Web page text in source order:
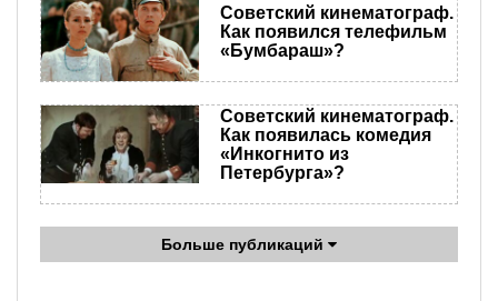
Советский кинематограф.
Как появился телефильм
«Бумбараш»?
Советский кинематограф.
Как появилась комедия
«Инкогнито из
Петербурга»?
Больше публикаций